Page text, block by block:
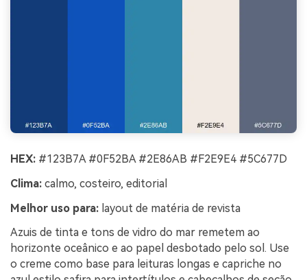
HEX: #123B7A #0F52BA #2E86AB #F2E9E4 #5C677D
Clima: calmo, costeiro, editorial
Melhor uso para: layout de matéria de revista
Azuis de tinta e tons de vidro do mar remetem ao
horizonte oceânico e ao papel desbotado pelo sol. Use
o creme como base para leituras longas e capriche no